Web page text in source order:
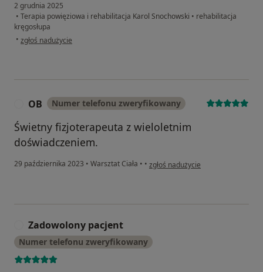
2 grudnia 2025
• Terapia powięziowa i rehabilitacja Karol Snochowski • rehabilitacja
kręgosłupa
• w opinii użytkownika Grzegorz
zgłoś nadużycie
OB Numer telefonu zweryfikowany
Świetny fizjoterapeuta z wieloletnim
doświadczeniem.
29 października 2023 • Warsztat Ciała • • w opinii użytkownika OB
zgłoś nadużycie
Zadowolony pacjent
Numer telefonu zweryfikowany